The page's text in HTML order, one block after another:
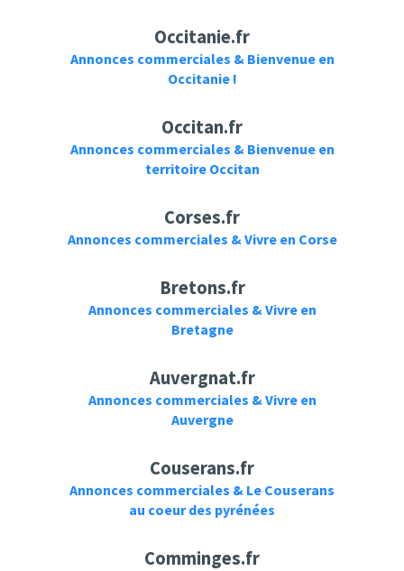
Occitanie.fr
Annonces commerciales & Bienvenue en
Occitanie !
Occitan.fr
Annonces commerciales & Bienvenue en
territoire Occitan
Corses.fr
Annonces commerciales & Vivre en Corse
Bretons.fr
Annonces commerciales & Vivre en
Bretagne
Auvergnat.fr
Annonces commerciales & Vivre en
Auvergne
Couserans.fr
Annonces commerciales & Le Couserans
au coeur des pyrénées
Comminges.fr